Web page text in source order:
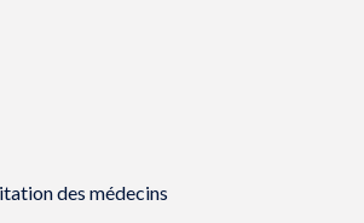
des médecins